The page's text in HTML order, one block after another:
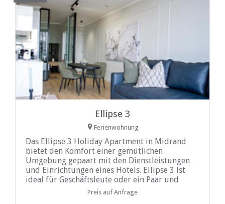
Ellipse 3
Ferienwohnung
Das Ellipse 3 Holiday Apartment in Midrand
bietet den Komfort einer gemütlichen
Umgebung gepaart mit den Dienstleistungen
und Einrichtungen eines Hotels. Ellipse 3 ist
ideal für Geschäftsleute oder ein Paar und
verfügt über moderne Oberflächen, hohe
Decken und luftige Fenster, die eine
Preis auf Anfrage